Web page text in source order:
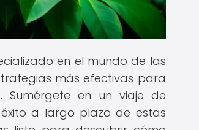
en el mundo de las
más efectivas para
Sumérgete en un viaje de
a largo plazo de estas